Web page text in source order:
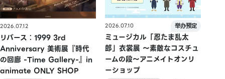
2026.07.12
リバース：1999 3rd
Anniversary 美術展『時代
の回廊 -Time Gallery-』in
animate ONLY SHOP
2026.07.10
ミュージカル「忍たま乱太
郎」衣裳展 ～素敵なコスチュ
ームの段～アニメイトオンリ
ーショップ